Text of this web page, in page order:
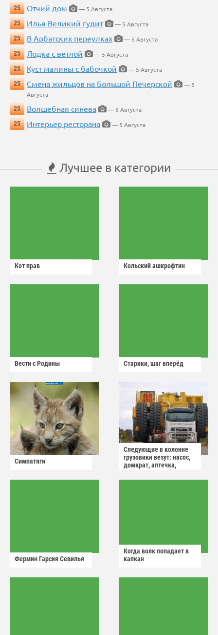
25
Отчий дом
— 5 Августа
25
Илья Великий гудит
— 5 Августа
25
В Арбатских переулках
— 5 Августа
25
Лодка с ветлой
— 5 Августа
25
Куст малины с бабочкой
— 5 Августа
25
Смена жильцов на Большой Печерской
— 5
Августа
25
Волшебная синева
— 5 Августа
25
Интерьер ресторана — 5 Августа
Лучшее в категории
Кот прав Кольский ашкрофтин
Вести с Родины Старики, шаг вперёд
Симпатяги
Следующие в колонне
грузовики везут: насос,
домкрат, аптечка,
Фермин Гарсия Севилья
Когда волк попадает в
капкан